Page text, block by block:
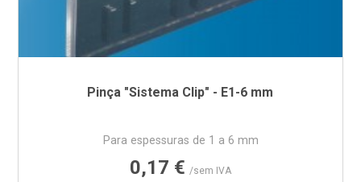
Pinça "Sistema Clip" - E1-6 mm
Para espessuras de 1 a 6 mm
Preço
0,17 € /sem IVA